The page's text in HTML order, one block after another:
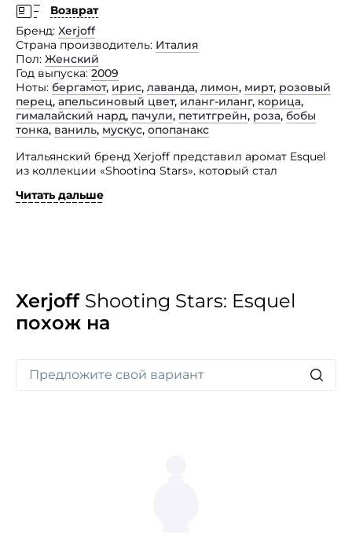
Возврат
Бренд Xerjoff
Страна производитель Италия
Пол Женский
Год выпуска 2009
Ноты бергамот, ирис, лаванда, лимон, мирт, розовый
перец, апельсиновый цвет, иланг-иланг, корица,
гималайский нард, пачули, петитгрейн, роза, бобы
тонка, ваниль, мускус, опопанакс
Итальянский бренд Xerjoff представил аромат Esquel
из коллекции «Shooting Stars», который стал
аристократичной сдержанности.
вкусом, точно знающим, что такое истинные ценности.
Читать дальше
Xerjoff Shooting Stars: Esquel
похож на